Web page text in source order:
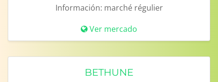
Información: marché régulier
Ver mercado
BETHUNE